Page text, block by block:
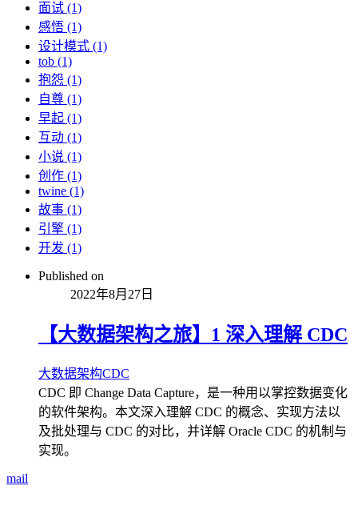
面试 (1)
感悟 (1)
设计模式 (1)
tob (1)
抱怨 (1)
自尊 (1)
早起 (1)
互动 (1)
小说 (1)
创作 (1)
twine (1)
故事 (1)
引擎 (1)
开发 (1)
Published on
2022年8月27日
【大数据架构之旅】1 深入理解 CDC
大数据架构CDC
CDC 即 Change Data Capture，是一种用以掌控数据变化
的软件架构。本文深入理解 CDC 的概念、实现方法以
及批处理与 CDC 的对比，并详解 Oracle CDC 的机制与
实现。
mail